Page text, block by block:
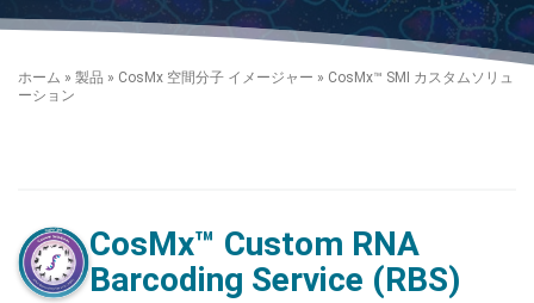
ホーム » 製品 » CosMx 空間分子 イメージャー » CosMx™ SMI カスタムソリュ
ーション
CosMx™ Custom RNA
Barcoding Service (RBS)